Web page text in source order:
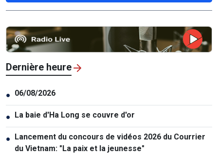
Dernière heure
● 06/08/2026
● La baie d'Ha Long se couvre d'or
● Lancement du concours de vidéos 2026 du Courrier
du Vietnam: "La paix et la jeunesse"